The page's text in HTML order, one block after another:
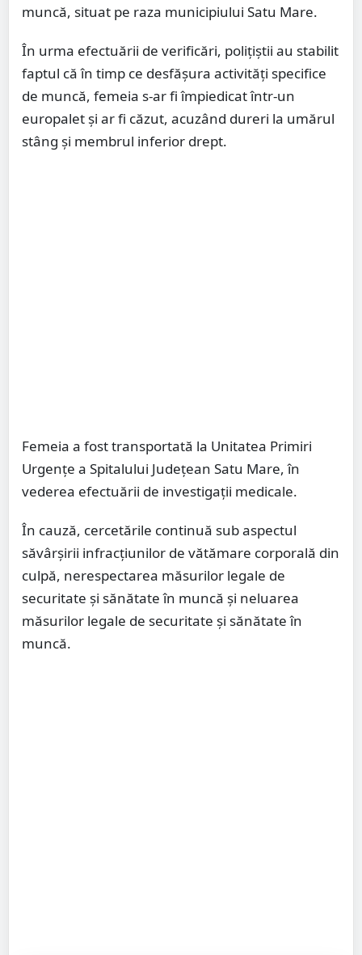
muncă, situat pe raza municipiului Satu Mare.
În urma efectuării de verificări, polițiștii au stabilit
faptul că în timp ce desfășura activități specifice
de muncă, femeia s-ar fi împiedicat într-un
europalet și ar fi căzut, acuzând dureri la umărul
stâng și membrul inferior drept.
Femeia a fost transportată la Unitatea Primiri
Urgențe a Spitalului Județean Satu Mare, în
vederea efectuării de investigații medicale.
În cauză, cercetările continuă sub aspectul
săvârșirii infracțiunilor de vătămare corporală din
culpă, nerespectarea măsurilor legale de
securitate și sănătate în muncă și neluarea
măsurilor legale de securitate şi sănătate în
muncă.